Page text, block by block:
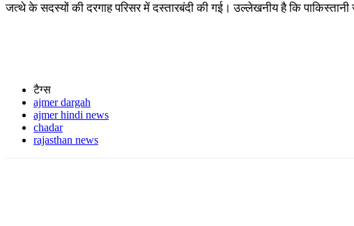
जत्थे के सदस्यों की दरगाह परिसर में दस्तारबंदी की गई। उल्लेखनीय है कि
टैग्स
ajmer dargah
ajmer hindi news
chadar
rajasthan news